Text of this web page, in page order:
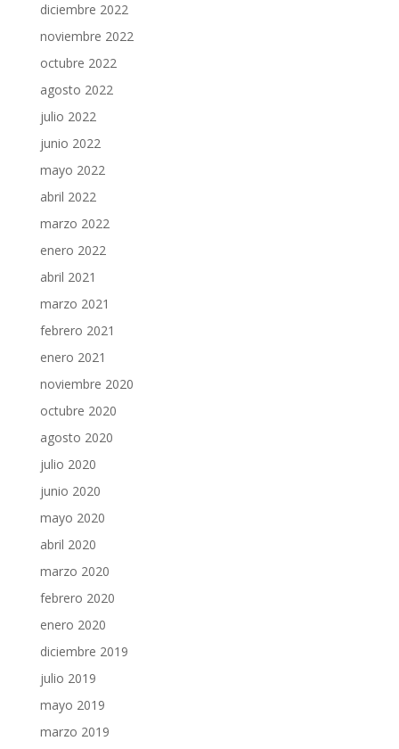
diciembre 2022
noviembre 2022
octubre 2022
agosto 2022
julio 2022
junio 2022
mayo 2022
abril 2022
marzo 2022
enero 2022
abril 2021
marzo 2021
febrero 2021
enero 2021
noviembre 2020
octubre 2020
agosto 2020
julio 2020
junio 2020
mayo 2020
abril 2020
marzo 2020
febrero 2020
enero 2020
diciembre 2019
julio 2019
mayo 2019
marzo 2019